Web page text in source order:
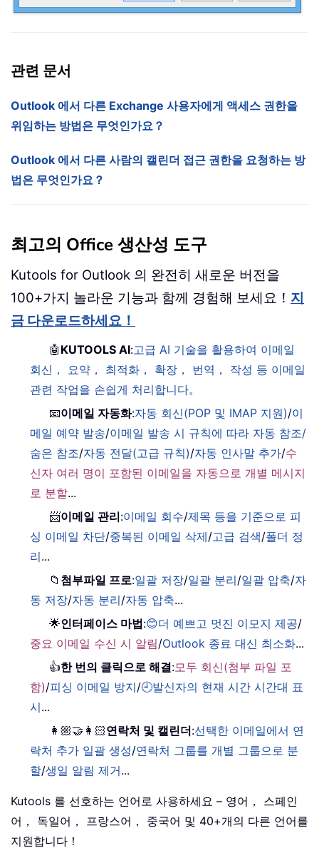
관련 문서
Outlook 에서 다른 Exchange 사용자에게 액세스 권한을
위임하는 방법은 무엇인가요？
Outlook 에서 다른 사람의 캘린더 접근 권한을 요청하는 방
법은 무엇인가요？
최고의 Office 생산성 도구
Kutools for Outlook 의 완전히 새로운 버전을
100+가지 놀라운 기능과 함께 경험해 보세요！ 지
금 다운로드하세요！
🤖 KUTOOLS AI:고급 AI 기술을 활용하여 이메일
회신， 요약， 최적화， 확장， 번역， 작성 등 이메일
관련 작업을 손쉽게 처리합니다。
📧이메일 자동화:자동 회신(POP 및 IMAP 지원)/이
메일 예약 발송/이메일 발송 시 규칙에 따라 자동 참조/
숨은 참조/자동 전달(고급 규칙)/자동 인사말 추가/수
신자 여러 명이 포함된 이메일을 자동으로 개별 메시지
로 분할...
📨이메일 관리:이메일 회수/제목 등을 기준으로 피
싱 이메일 차단/중복된 이메일 삭제/고급 검색/폴더 정
리...
📁 첨부파일 프로:일괄 저장/일괄 분리/일괄 압축/자
동 저장/자동 분리/자동 압축...
🌟인터페이스 마법:😊더 예쁘고 멋진 이모지 제공/
중요 이메일 수신 시 알림/Outlook 종료 대신 최소화...
👍한 번의 클릭으로 해결:모두 회신(첨부 파일 포
함)/피싱 이메일 방지/🕘발신자의 현재 시간 시간대 표
시...
👩🏼‍🤝‍👩🏻연락처 및 캘린더:선택한 이메일에서 연
락처 추가 일괄 생성/연락처 그룹를 개별 그룹으로 분
할/생일 알림 제거...
Kutools 를 선호하는 언어로 사용하세요 – 영어， 스페인
어， 독일어， 프랑스어， 중국어 및 40+개의 다른 언어를
지원합니다！